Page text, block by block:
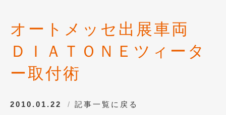
オートメッセ出展車両
ＤＩＡＴＯＮＥツィータ
ー取付術
2010.01.22 記事一覧に戻る